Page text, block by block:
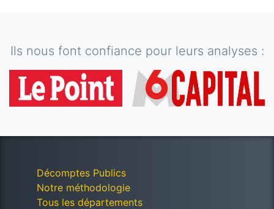
Ils nous font confiance pour leurs analyses :
Décomptes Publics
Notre méthodologie
Tous les départements